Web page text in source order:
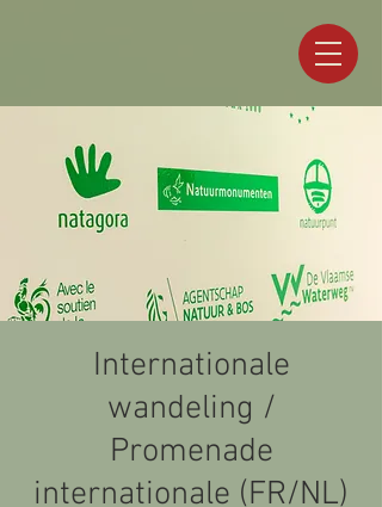
Internationale
wandeling /
Promenade
internationale (FR/NL)